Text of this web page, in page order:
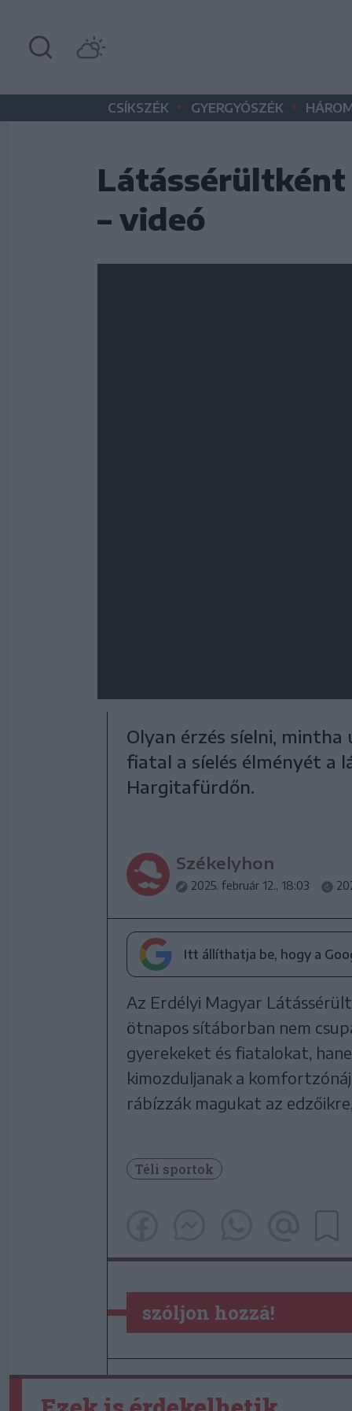
CSÍKSZÉK • GYERGYÓSZÉK •
Látássérültként
– videó
Olyan érzés síelni,
fiatal a síelés élményét a
Hargitafürdőn.
Székelyhon
2025. február 12., 18:03
Itt állíthatja be, hogy a
Az Erdélyi Magyar
ötnapos sítáborban nem
gyerekeket és fiatalokat,
kimozduljanak a
rábízzák magukat az
Téli sportok
szóljon hozzá!